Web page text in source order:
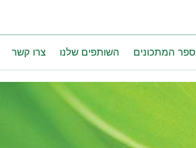
ספר המתכונים השותפים שלנו צרו קשר